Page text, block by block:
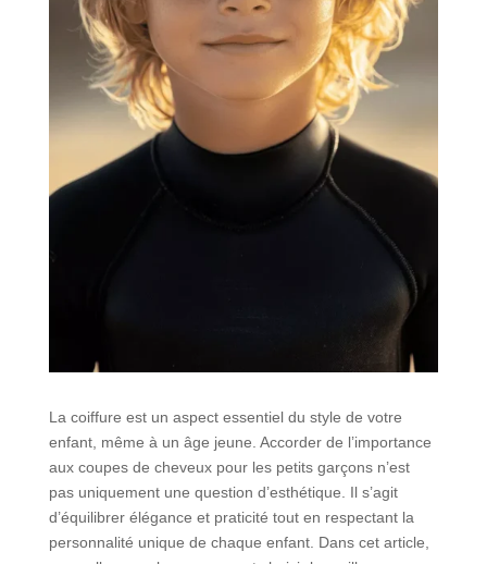
La coiffure est un aspect essentiel du style de votre
enfant, même à un âge jeune. Accorder de l’importance
aux coupes de cheveux pour les petits garçons n’est
pas uniquement une question d’esthétique. Il s’agit
d’équilibrer élégance et praticité tout en respectant la
personnalité unique de chaque enfant. Dans cet article,